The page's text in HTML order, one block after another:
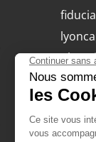
/